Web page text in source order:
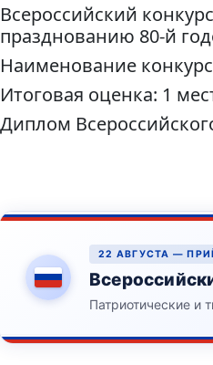
Всероссийский
празднованию 80-й
Наименование
Итоговая оценка: 1
Диплом
22 АВГУСТА —
Патриотические и